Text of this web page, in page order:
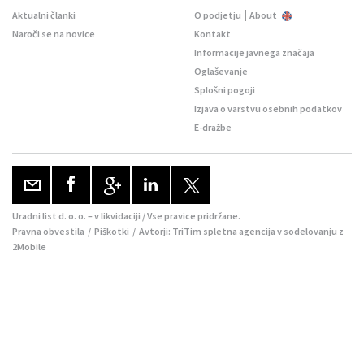
Aktualni članki
Naroči se na novice
O podjetju | About
Kontakt
Informacije javnega značaja
Oglaševanje
Splošni pogoji
Izjava o varstvu osebnih podatkov
E-dražbe
Uradni list d. o. o. – v likvidaciji / Vse pravice pridržane.
Pravna obvestila / Piškotki / Avtorji: TriTim spletna agencija v sodelovanju z
2Mobile